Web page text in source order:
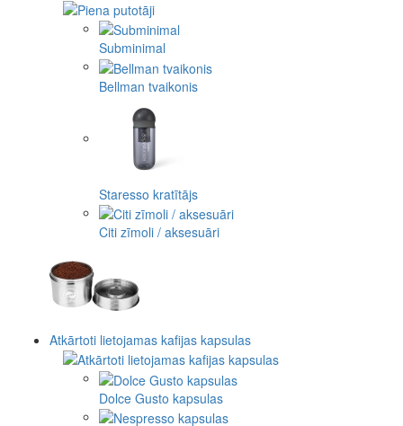
Subminimal
Bellman tvaikonis
Staresso kratītājs
Citi zīmoli / aksesuāri
Atkārtoti lietojamas kafijas kapsulas
Dolce Gusto kapsulas